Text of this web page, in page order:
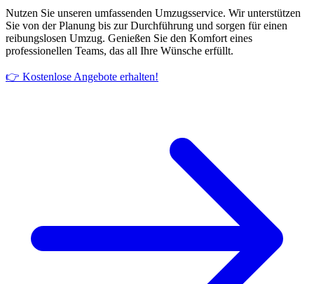
Nutzen Sie unseren umfassenden Umzugsservice. Wir unterstützen
Sie von der Planung bis zur Durchführung und sorgen für einen
reibungslosen Umzug. Genießen Sie den Komfort eines
professionellen Teams, das all Ihre Wünsche erfüllt.
👉 Kostenlose Angebote erhalten!